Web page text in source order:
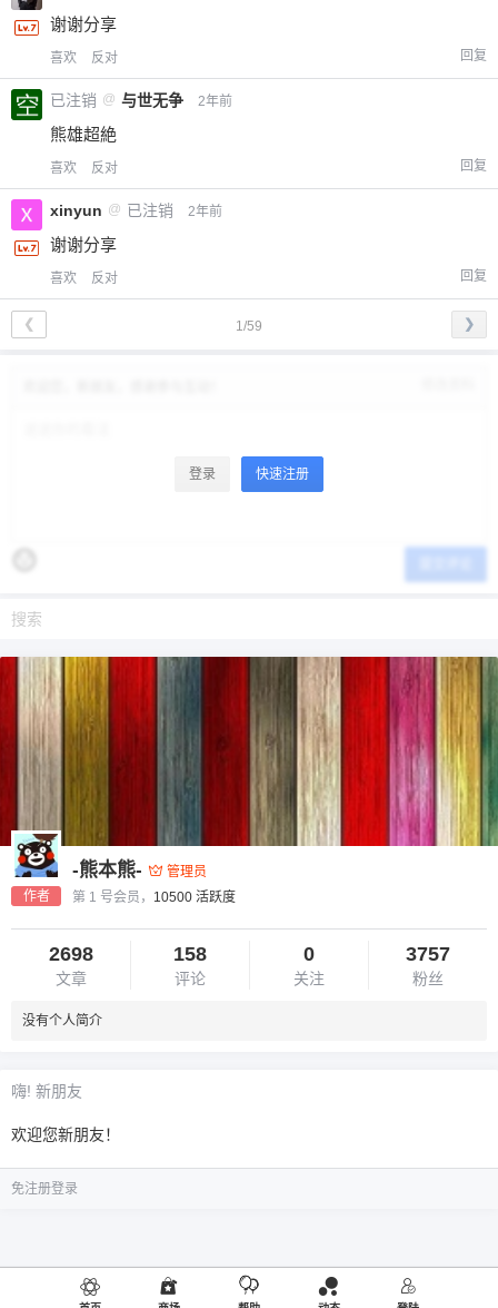
谢谢分享
喜欢 反对 回复
已注销 @ 与世无争 2年前
熊雄超絶
喜欢 反对 回复
xinyun @ 已注销 2年前
谢谢分享
喜欢 反对 回复
1/59
❮ ❯
登录 快速注册
作者
-熊本熊-
管理员
第 1 号会员， 10500 活跃度
2698
文章
158
评论
0
关注
3757
粉丝
没有个人简介
嗨! 新朋友
欢迎您新朋友！
免注册登录